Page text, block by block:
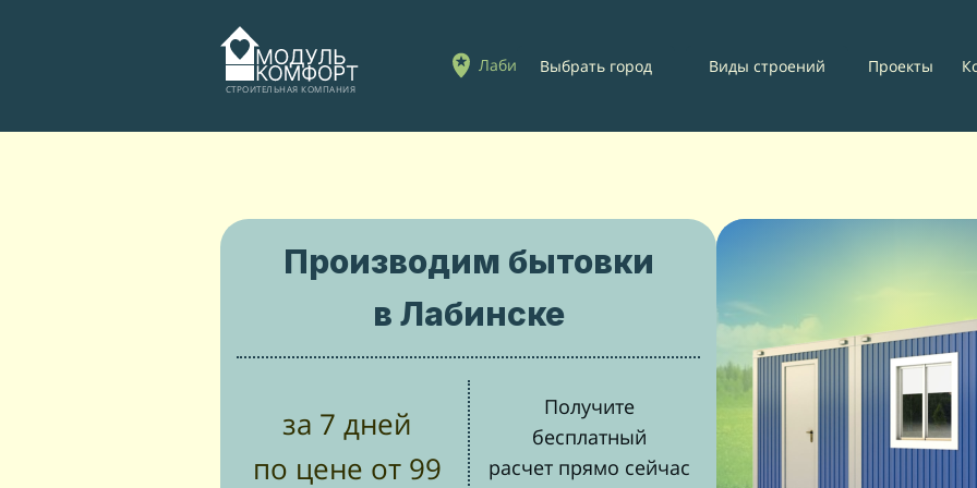
СТРОИТЕЛЬНАЯ КОМПАНИЯ
ЛабинскВыбрать город Виды строений Проекты
Производим бытовки
в Лабинске
за 7 дней
по цене от 99
Получите
бесплатный
расчет прямо сейчас